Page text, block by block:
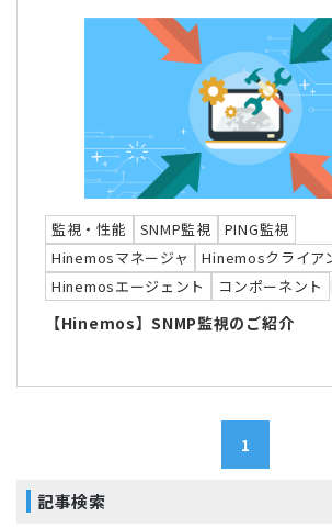
監視・性能 SNMP監視
PING監視
Hinemosマネージャ
Hinemosクライア
Hinemosエージェント
コンポーネント
【Hinemos】SNMP監視のご紹介
1
記事検索